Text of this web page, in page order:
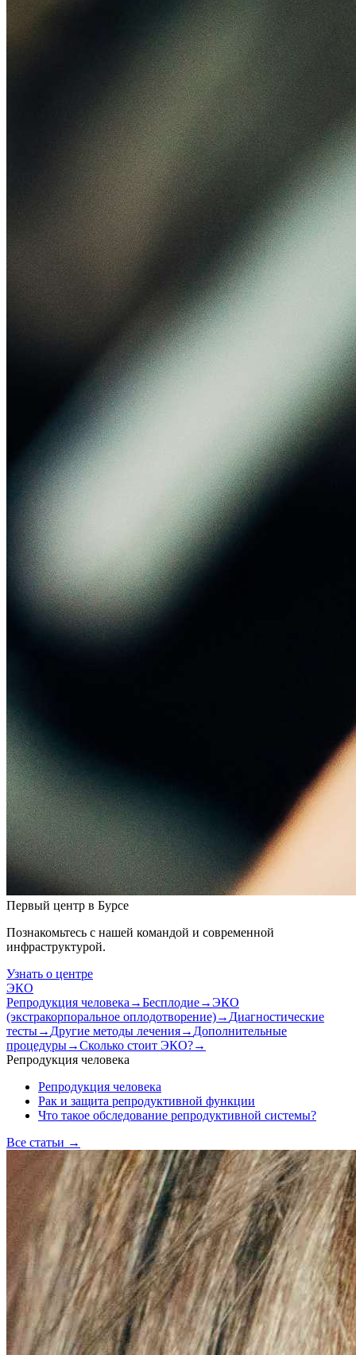
Первый центр в Бурсе
Познакомьтесь с нашей командой и современной
инфраструктурой.
Узнать о центре
ЭКО
Репродукция человека →Бесплодие→ЭКО
(экстракорпоральное оплодотворение)→ Диагностические
тесты→ Другие методы лечения→ Дополнительные
процедуры→Сколько стоит ЭКО?→
Репродукция человека
Репродукция человека
Рак и защита репродуктивной функции
Что такое обследование репродуктивной системы?
Все статьи →